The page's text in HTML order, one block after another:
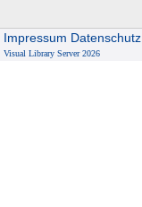
Impressum Datenschutz
Visual Library Server 2026